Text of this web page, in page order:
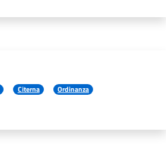
Citerna
Ordinanza